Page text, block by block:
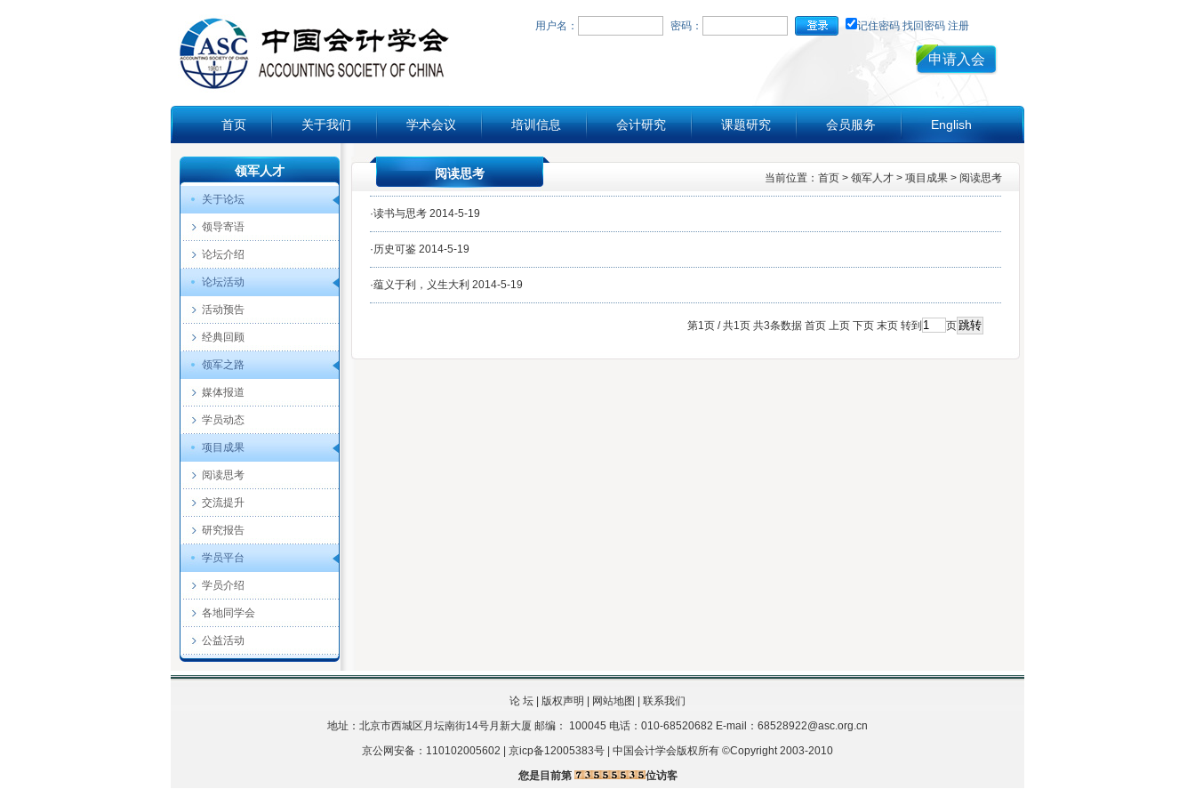
用户名： 密码： 记住密码 找回密码 注册
首页 关于我们 学术会议 培训信息 会计研究 课题研究 会员服务 English
领军人才
关于论坛
领导寄语
论坛介绍
论坛活动
活动预告
经典回顾
领军之路
媒体报道
学员动态
项目成果
阅读思考
交流提升
研究报告
学员平台
学员介绍
各地同学会
公益活动
阅读思考 当前位置： 首页 > 领军人才 > 项目成果 > 阅读思考
·读书与思考 2014-5-19
·历史可鉴 2014-5-19
·蕴义于利，义生大利 2014-5-19
第1页 / 共1页 共3条数据 首页 上页 下页 末页 转到 页
论 坛 版权声明 网站地图
联系我们
地址：北京市西城区月坛南街14号月新大厦 邮编： 100045 电话：010-68520682 E-mail：68528922@asc.org.cn
京公网安备：110102005602 | 京icp备12005383号 | 中国会计学会版权所有 ©Copyright 2003-2010
您是目前第
位访客